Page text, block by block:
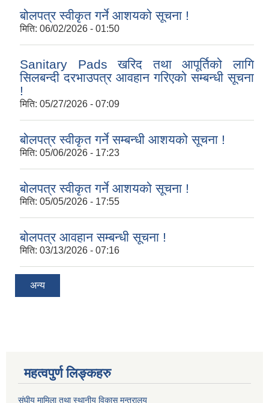
बोलपत्र स्वीकृत गर्ने आशयको सूचना !
मिति: 06/02/2026 - 01:50
Sanitary Pads खरिद तथा आपूर्तिको लागि
सिलबन्दी दरभाउपत्र आवहान गरिएको सम्बन्धी सूचना
!
मिति: 05/27/2026 - 07:09
बोलपत्र स्वीकृत गर्ने सम्बन्धी आशयको सूचना !
मिति: 05/06/2026 - 17:23
बोलपत्र स्वीकृत गर्ने आशयको सूचना !
मिति: 05/05/2026 - 17:55
बोलपत्र आवहान सम्बन्धी सूचना !
मिति: 03/13/2026 - 07:16
अन्य
महत्वपुर्ण लिङ्कहरु
संघीय मामिला तथा स्थानीय विकास मन्त्रालय